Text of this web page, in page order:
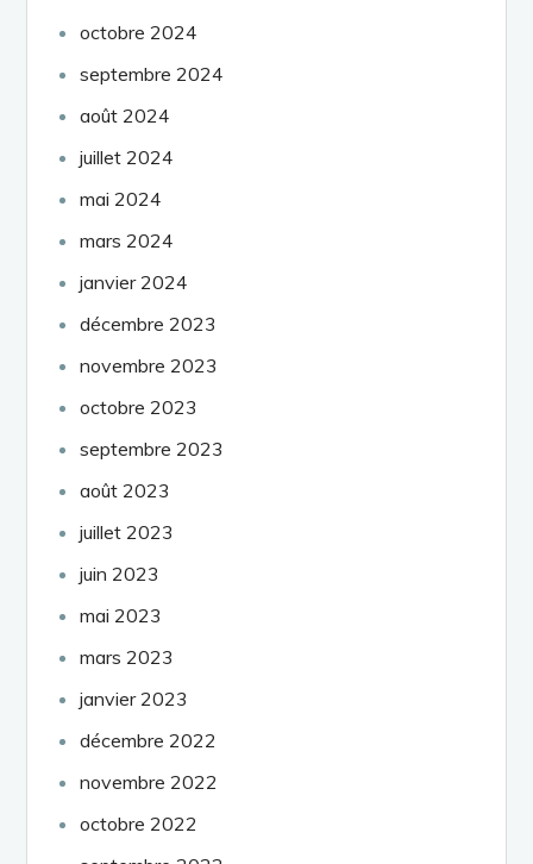
octobre 2024
septembre 2024
août 2024
juillet 2024
mai 2024
mars 2024
janvier 2024
décembre 2023
novembre 2023
octobre 2023
septembre 2023
août 2023
juillet 2023
juin 2023
mai 2023
mars 2023
janvier 2023
décembre 2022
novembre 2022
octobre 2022